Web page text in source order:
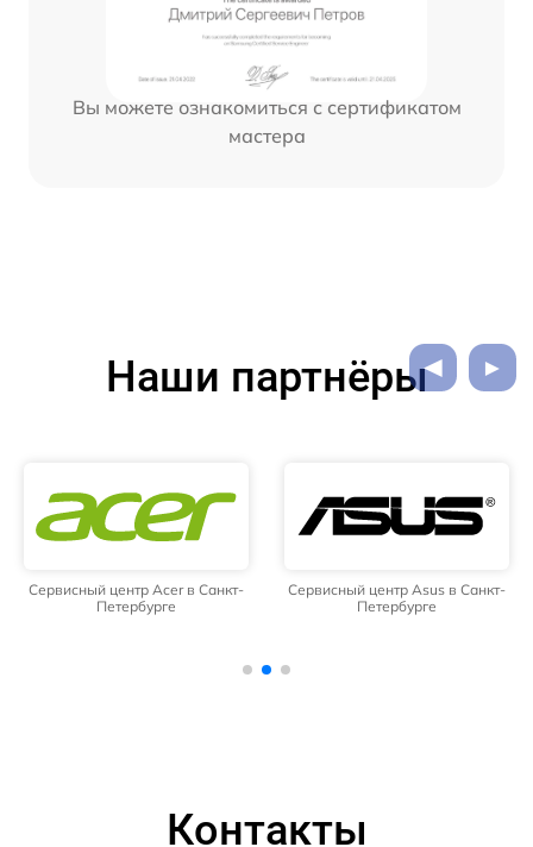
Вы можете ознакомиться с сертификатом
мастера
Наши партнёры
Сервисный центр Acer в Санкт-
Петербурге
Сервисный центр Asus в Санкт-
Петербурге
Контакты